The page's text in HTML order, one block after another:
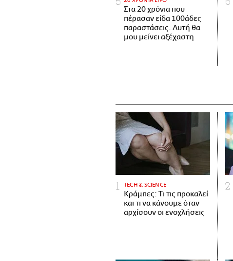
Στα 20 χρόνια που
πέρασαν είδα 100άδες
παραστάσεις. Αυτή θα
μου μείνει αξέχαστη
ΤECH & SCIENCE
Κράμπες: Τι τις προκαλεί
και τι να κάνουμε όταν
αρχίσουν οι ενοχλήσεις